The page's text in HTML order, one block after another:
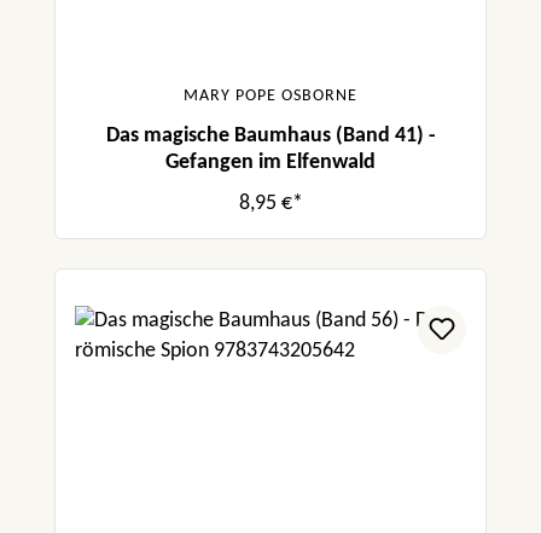
MARY POPE OSBORNE
Das magische Baumhaus (Band 41) -
Gefangen im Elfenwald
8,95 €*